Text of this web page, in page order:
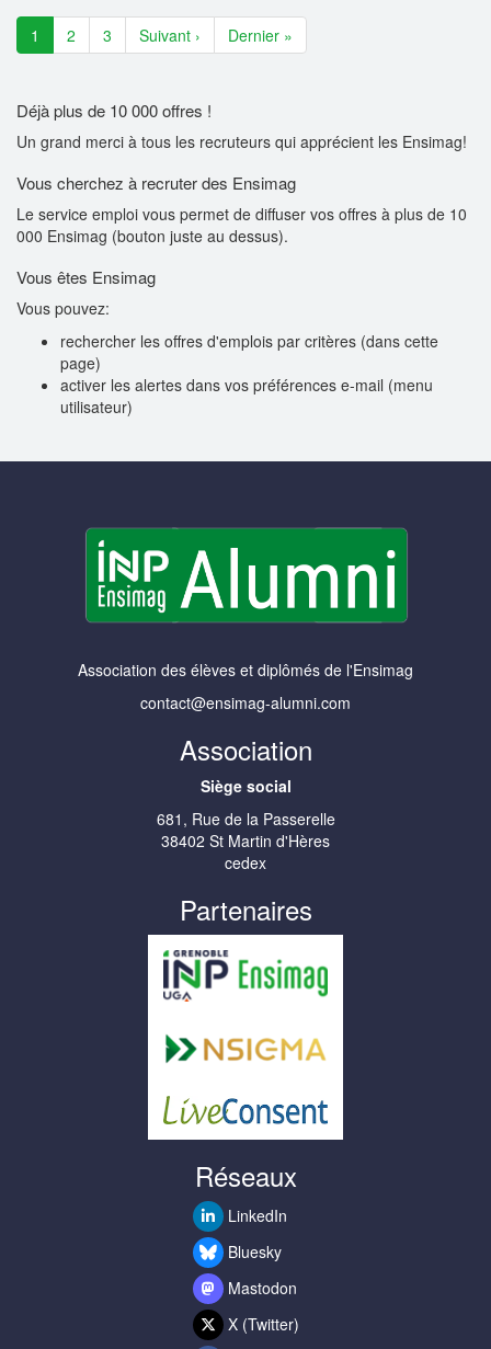
1 2 3 Suivant › Dernier »
Déjà plus de 10 000 offres !
Un grand merci à tous les recruteurs qui apprécient les Ensimag!
Vous cherchez à recruter des Ensimag
Le service emploi vous permet de diffuser vos offres à plus de 10
000 Ensimag (bouton juste au dessus).
Vous êtes Ensimag
Vous pouvez:
rechercher les offres d'emplois par critères (dans cette
page)
activer les alertes dans vos préférences e-mail (menu
utilisateur)
Association des élèves et diplômés de l'Ensimag
contact@ensimag-alumni.com
Association
Siège social
681, Rue de la Passerelle
38402 St Martin d'Hères
cedex
Partenaires
Réseaux
LinkedIn
Bluesky
Mastodon
X (Twitter)